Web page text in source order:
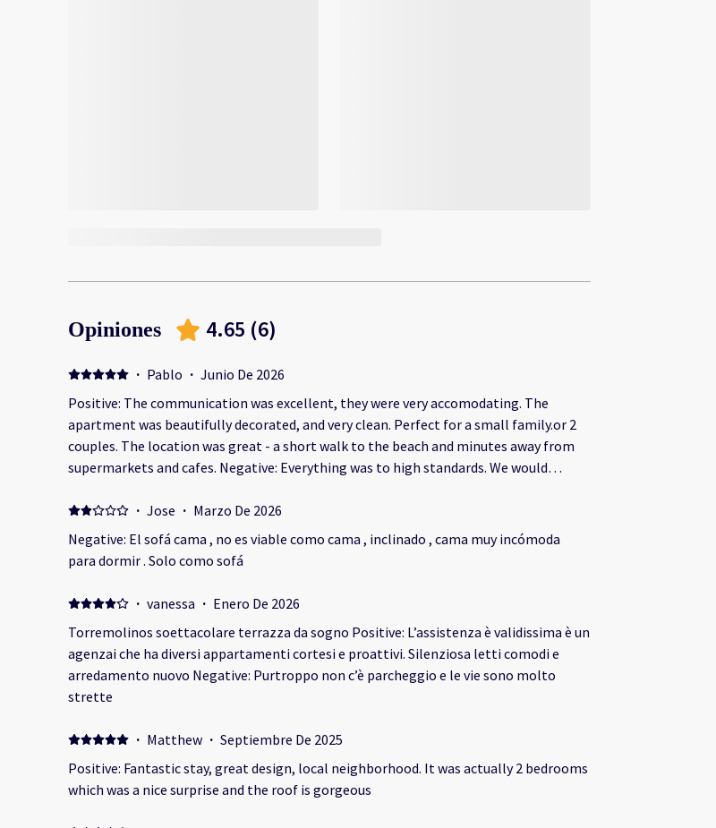
Opiniones 4.65 (6)
· Pablo · Junio De 2026
Positive: The communication was excellent, they were very accomodating. The
apartment was beautifully decorated, and very clean. Perfect for a small family.or 2
couples. The location was great - a short walk to the beach and minutes away from
supermarkets and cafes. Negative: Everything was to high standards. We would
· Jose · Marzo De 2026
Negative: El sofá cama , no es viable como cama , inclinado , cama muy incómoda
para dormir . Solo como sofá
· vanessa · Enero De 2026
Torremolinos soettacolare terrazza da sogno Positive: L’assistenza è validissima è un
agenzai che ha diversi appartamenti cortesi e proattivi. Silenziosa letti comodi e
arredamento nuovo Negative: Purtroppo non c’è parcheggio e le vie sono molto
strette
· Matthew · Septiembre De 2025
Positive: Fantastic stay, great design, local neighborhood. It was actually 2 bedrooms
which was a nice surprise and the roof is gorgeous